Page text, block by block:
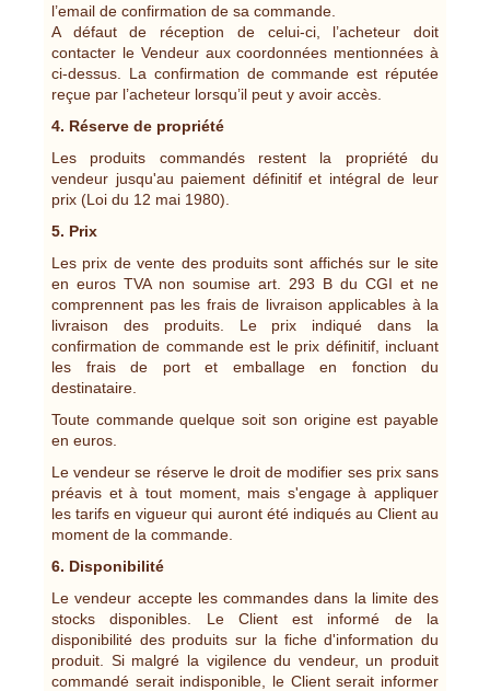
l’email de confirmation de sa commande.
A défaut de réception de celui-ci, l’acheteur doit
contacter le Vendeur aux coordonnées mentionnées à
ci-dessus. La confirmation de commande est réputée
reçue par l’acheteur lorsqu’il peut y avoir accès.
4. Réserve de propriété
Les produits commandés restent la propriété du
vendeur jusqu'au paiement définitif et intégral de leur
prix (Loi du 12 mai 1980).
5. Prix
Les prix de vente des produits sont affichés sur le site
en euros TVA non soumise art. 293 B du CGI et ne
comprennent pas les frais de livraison applicables à la
livraison des produits. Le prix indiqué dans la
confirmation de commande est le prix définitif, incluant
les frais de port et emballage en fonction du
destinataire.
Toute commande quelque soit son origine est payable
en euros.
Le vendeur se réserve le droit de modifier ses prix sans
préavis et à tout moment, mais s'engage à appliquer
les tarifs en vigueur qui auront été indiqués au Client au
moment de la commande.
6. Disponibilité
Le vendeur accepte les commandes dans la limite des
stocks disponibles. Le Client est informé de la
disponibilité des produits sur la fiche d'information du
produit. Si malgré la vigilence du vendeur, un produit
commandé serait indisponible, le Client serait informer